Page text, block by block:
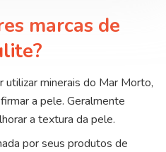
marcas de
utilizar minerais do Mar Morto,
a pele. Geralmente
a textura da pele.
por seus produtos de